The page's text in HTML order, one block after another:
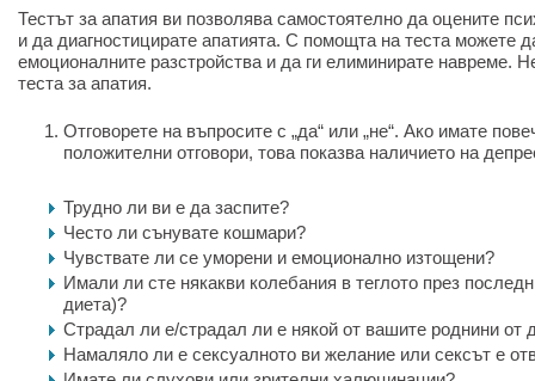
Тестът за апатия ви позволява самостоятелно да оцените
и да диагностицирате апатията. С помощта на теста можете
емоционалните разстройства и да ги елиминирате навреме.
теста за апатия.
Отговорете на въпросите с „да“ или „не“. Ако имате
положителни отговори, това показва наличието на
Трудно ли ви е да заспите?
Често ли сънувате кошмари?
Чувствате ли се уморени и емоционално изтощени?
Имали ли сте някакви колебания в теглото през
диета)?
Страдал ли е/страдал ли е някой от вашите роднини от
Намаляло ли е сексуалното ви желание или сексът е